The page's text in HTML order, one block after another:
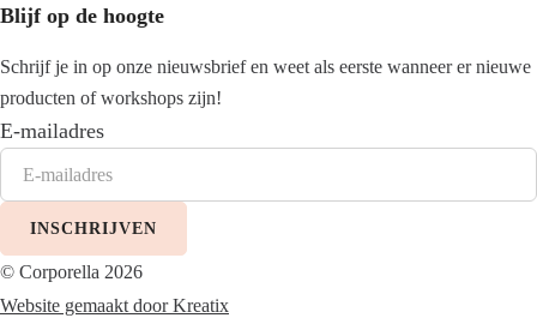
Blijf op de hoogte
Schrijf je in op onze nieuwsbrief en weet als eerste wanneer er nieuwe
producten of workshops zijn!
E-mailadres
INSCHRIJVEN
© Corporella 2026
Website gemaakt door Kreatix